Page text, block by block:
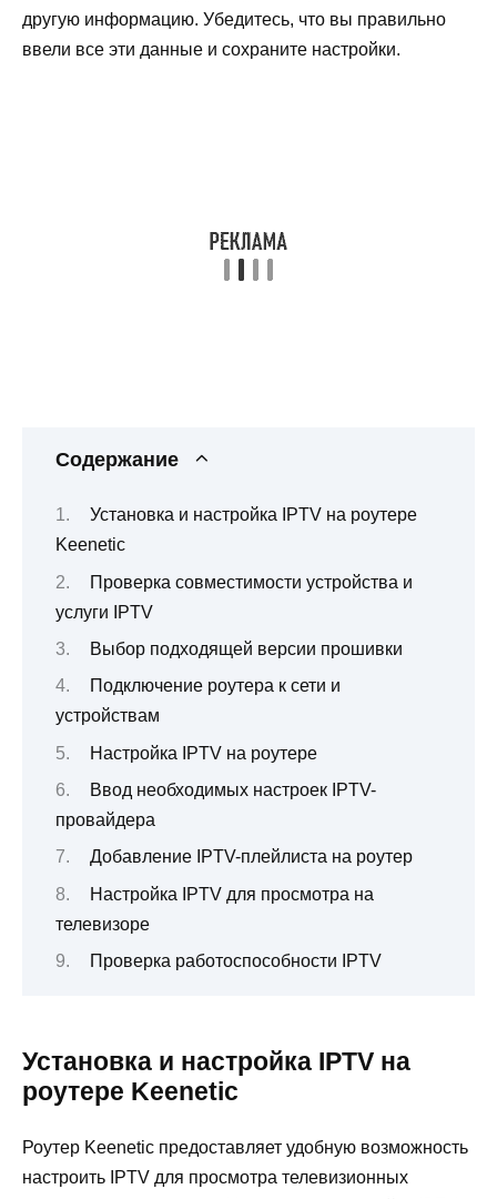
другую информацию. Убедитесь, что вы правильно
ввели все эти данные и сохраните настройки.
Содержание
Установка и настройка IPTV на роутере
Keenetic
Проверка совместимости устройства и
услуги IPTV
Выбор подходящей версии прошивки
Подключение роутера к сети и
устройствам
Настройка IPTV на роутере
Ввод необходимых настроек IPTV-
провайдера
Добавление IPTV-плейлиста на роутер
Настройка IPTV для просмотра на
телевизоре
Проверка работоспособности IPTV
Установка и настройка IPTV на
роутере Keenetic
Роутер Keenetic предоставляет удобную возможность
настроить IPTV для просмотра телевизионных